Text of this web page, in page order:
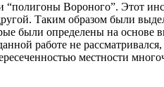
Вороного”. Этот
Таким образом были
были определены на основе
работе не
местности